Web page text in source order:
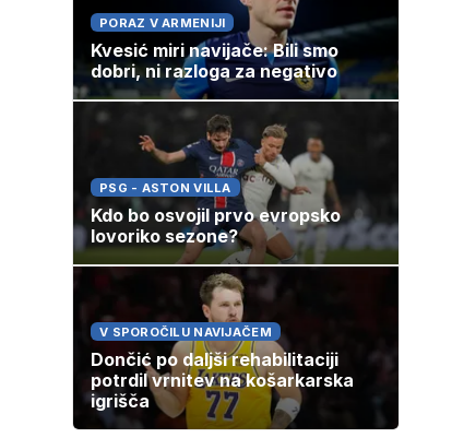
PORAZ V ARMENIJI
Kvesić miri navijače: Bili smo
dobri, ni razloga za negativo
PSG - ASTON VILLA
Kdo bo osvojil prvo evropsko
lovoriko sezone?
V SPOROČILU NAVIJAČEM
Dončić po daljši rehabilitaciji
potrdil vrnitev na košarkarska
igrišča